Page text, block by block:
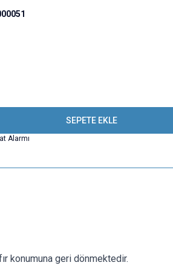
SEPETE EKLE
Alarmı
konumuna geri dönmektedir.